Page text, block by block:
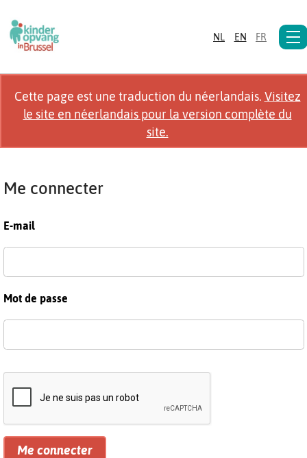
NL EN FR
Cette page est une traduction du néerlandais. Visitez
le site en néerlandais pour la version complète du
site.
Me connecter
E-mail
Mot de passe
Me connecter